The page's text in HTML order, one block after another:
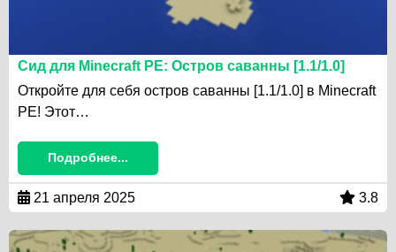
Сид для Minecraft PE: Остров саванны [1.1/1.0]
Откройте для себя остров саванны [1.1/1.0] в Minecraft
PE! Этот…
Подробнее...
21 апреля 2025 3.8